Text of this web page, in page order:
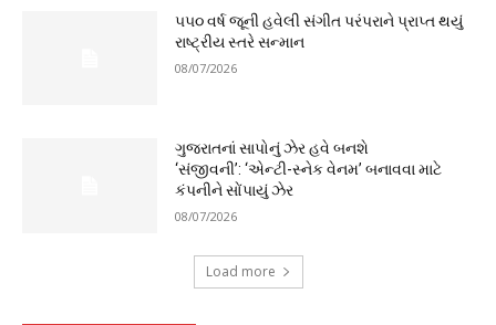
૫૫૦ વર્ષ જૂની હવેલી સંગીત પરંપરાને પ્રાપ્ત થયું
રાષ્ટ્રીય સ્તરે સન્માન
08/07/2026
ગુજરાતનાં સાપોનું ઝેર હવે બનશે
‘સંજીવની’: ‘એન્ટી-સ્નેક વેનમ’ બનાવવા માટે
કંપનીને સોંપાયું ઝેર
08/07/2026
Load more